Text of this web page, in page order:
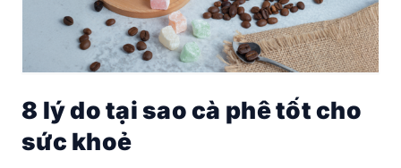
8 lý do tại sao cà phê tốt cho
sức khoẻ